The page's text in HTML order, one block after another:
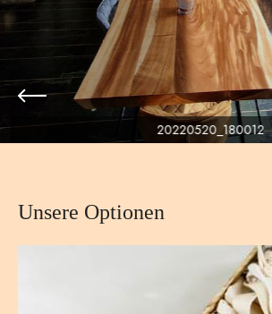
20220520_180012
Unsere Optionen